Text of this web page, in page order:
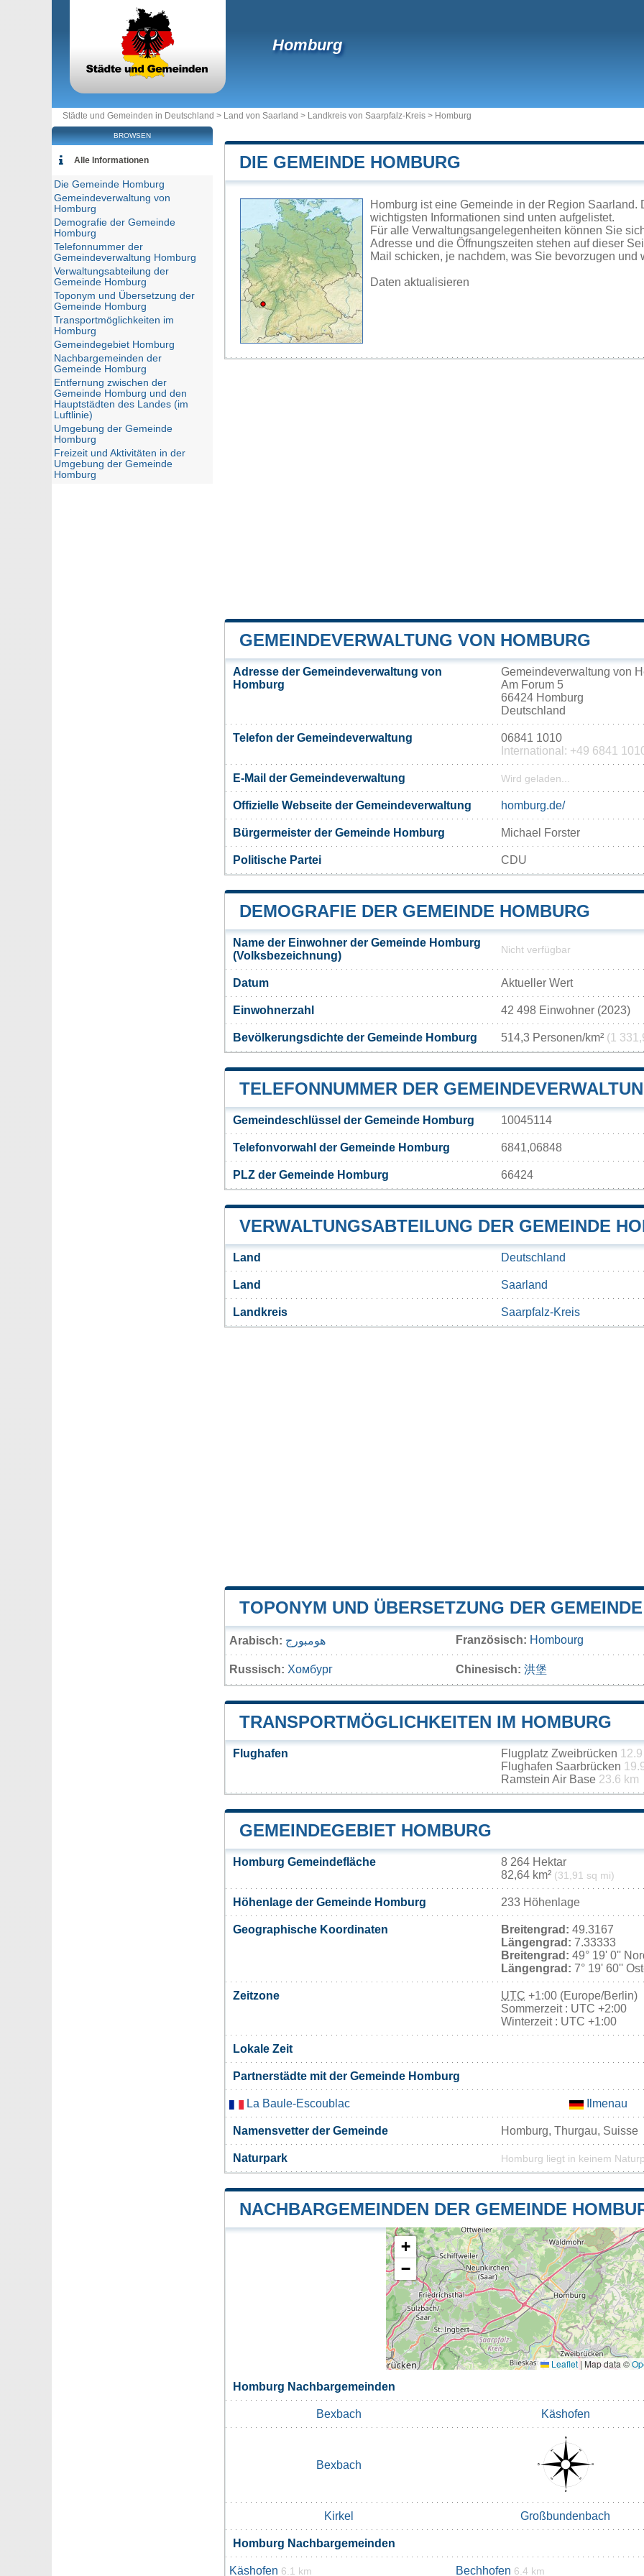
Homburg
Städte und Gemeinden in Deutschland > Land von Saarland > Landkreis von Saarpfalz-Kreis > Homburg
DIE GEMEINDE HOMBURG
Homburg ist eine Gemeinde in der Region
wichtigsten Informationen sind unten aufgelistet.
Für alle Verwaltungsangelegenheiten können Sie
Adresse und die Öffnungszeiten stehen auf dieser
Mail schicken, je nachdem, was Sie bevorzugen und
Daten aktualisieren
GEMEINDEVERWALTUNG VON HOMBURG
Adresse der Gemeindeverwaltung von
Homburg
Gemeindeverwaltung von
Am Forum 5
66424 Homburg
Deutschland
Telefon der Gemeindeverwaltung
06841 1010
International: +49 6841
E-Mail der Gemeindeverwaltung Wird geladen...
Offizielle Webseite der Gemeindeverwaltung homburg.de/
Bürgermeister der Gemeinde Homburg Michael Forster
Politische Partei CDU
DEMOGRAFIE DER GEMEINDE HOMBURG
Name der Einwohner der Gemeinde Homburg
(Volksbezeichnung)
Nicht verfügbar
Datum Aktueller Wert
Einwohnerzahl 42 498 Einwohner (2023)
Bevölkerungsdichte der Gemeinde Homburg 514,3 Personen/km² (1
TELEFONNUMMER DER
Gemeindeschlüssel der Gemeinde Homburg 10045114
Telefonvorwahl der Gemeinde Homburg 6841,06848
PLZ der Gemeinde Homburg 66424
VERWALTUNGSABTEILUNG DER GEMEINDE
Land Deutschland
Land Saarland
Landkreis Saarpfalz-Kreis
TOPONYM UND ÜBERSETZUNG DER
Arabisch: هومبورج Französisch: Hombourg
Russisch: Хомбург Chinesisch: 洪堡
TRANSPORTMÖGLICHKEITEN IM HOMBURG
Flughafen Flugplatz Zweibrücken
Flughafen Saarbrücken
Ramstein Air Base 23.6 km
GEMEINDEGEBIET HOMBURG
Homburg Gemeindefläche
8 264 Hektar
82,64 km² (31,91 sq mi)
Höhenlage der Gemeinde Homburg 233 Höhenlage
Geographische Koordinaten Breitengrad: 49.3167
Längengrad: 7.33333
Breitengrad: 49° 19' 0''
Längengrad: 7° 19' 60''
Zeitzone UTC +1:00 (Europe/Berlin)
Sommerzeit : UTC +2:00
Winterzeit : UTC +1:00
Lokale Zeit
Partnerstädte mit der Gemeinde Homburg
La Baule-Escoublac Ilmenau
Namensvetter der Gemeinde Homburg, Thurgau, Suisse
Naturpark Homburg liegt in keinem
NACHBARGEMEINDEN DER GEMEINDE
+
−
Leaflet | Map data ©
Homburg Nachbargemeinden
Bexbach Käshofen
Bexbach
Kirkel Großbundenbach
Homburg Nachbargemeinden
Käshofen 6.1 km Bechhofen 6.4 km
BROWSEN
Alle Informationen
Die Gemeinde Homburg
Gemeindeverwaltung von
Homburg
Demografie der Gemeinde
Homburg
Telefonnummer der
Gemeindeverwaltung Homburg
Verwaltungsabteilung der
Gemeinde Homburg
Toponym und Übersetzung der
Gemeinde Homburg
Transportmöglichkeiten im
Homburg
Gemeindegebiet Homburg
Nachbargemeinden der
Gemeinde Homburg
Entfernung zwischen der
Gemeinde Homburg und den
Hauptstädten des Landes (im
Luftlinie)
Umgebung der Gemeinde
Homburg
Freizeit und Aktivitäten in der
Umgebung der Gemeinde
Homburg